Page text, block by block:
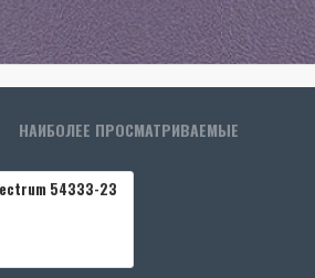
НАИБОЛЕЕ ПРОСМАТРИВАЕМЫЕ
54333-23